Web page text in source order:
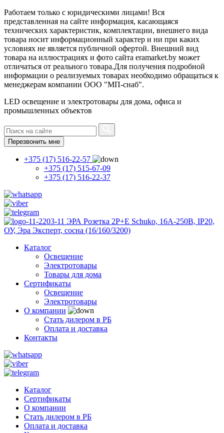
Работаем только с юридическими лицами! Вся
представленная на сайте информация, касающаяся
технических характеристик, комплектации, внешнего вида
товара носит информационный характер и ни при каких
условиях не является публичной офертой. Внешний вид
товара на иллюстрациях и фото сайта eramarket.by может
отличаться от реального товара.Для получения подробной
информации о реализуемых товарах необходимо обращаться к
менеджерам компании ООО "МП-снаб".
LED освещение и электротовары для дома, офиса и
промышленных объектов
Перезвонить мне
+375 (17) 516-22-57
+375 (17) 515-67-09
+375 (17) 516-22-37
Каталог
Освещение
Электротовары
Товары для дома
Сертификаты
Освещение
Электротовары
О компании
Стать дилером в РБ
Оплата и доставка
Контакты
Каталог
Сертификаты
О компании
Стать дилером в РБ
Оплата и доставка